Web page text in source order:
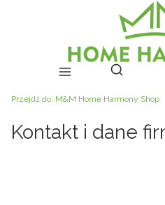
Menu Otwórz
Szukaj
Przejdź do: M&M Home Harmony Shop
Kontakt i dane